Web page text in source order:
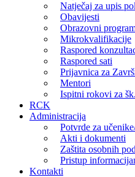
Natječaj za upis
Obavijesti
Obrazovni
Mikrokvalifikacije
Raspored
Raspored sati
Prijavnica za
Mentori
Ispitni rokovi za
RCK
Administracija
Potvrde za
Akti i dokumenti
Zaštita osobnih
Pristup
Kontakti